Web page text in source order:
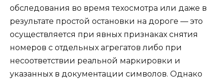
обследования во время техосмотра или даже в
результате простой остановки на дороге — это
осуществляется при явных признаках снятия
номеров с отдельных агрегатов либо при
несоответствии реальной маркировки и
указанных в документации символов. Однако